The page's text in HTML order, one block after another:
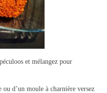
et mélangez pour
d’un moule à charnière versez